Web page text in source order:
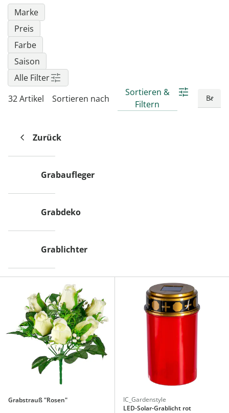
Marke
Preis
Farbe
Saison
Alle Filter
32 Artikel
Sortieren nach
Sortieren &
Filtern
Zurück
Grabaufleger
Grabdeko
Grablichter
Grabstrauß "Rosen"
IC_Gardenstyle
LED-Solar-Grablicht rot